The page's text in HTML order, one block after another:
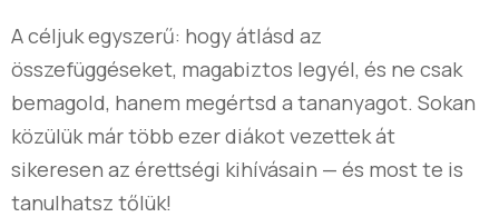
A céljuk egyszerű: hogy átlásd az
összefüggéseket, magabiztos legyél, és ne csak
bemagold, hanem megértsd a tananyagot. Sokan
közülük már több ezer diákot vezettek át
sikeresen az érettségi kihívásain — és most te is
tanulhatsz tőlük!